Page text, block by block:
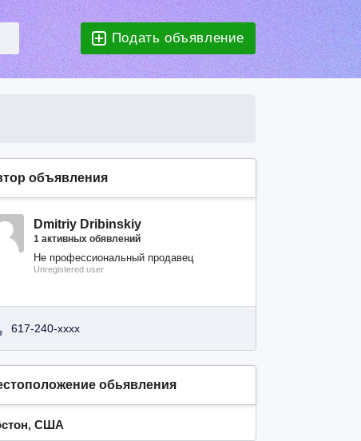
Подать объявление
объявления
Dmitriy Dribinskiy
1 активных обявлений
Не профессиональный продавец
Unregistered user
617-240-xxxx
обьявления
США